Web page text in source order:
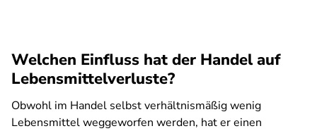
Welchen Einfluss hat der Handel auf
Lebensmittelverluste?
Obwohl im Handel selbst verhältnismäßig wenig
Lebensmittel weggeworfen werden, hat er einen